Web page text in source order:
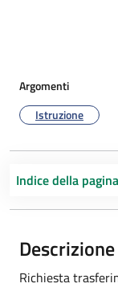
Argomenti
Istruzione
Indice della pagina
Descrizione
Richiesta